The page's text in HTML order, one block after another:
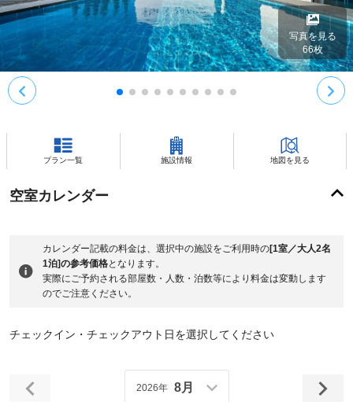
写真を見る
66枚
プラン一覧 施設情報 地図を見る
空室カレンダー
カレンダー記載の料金は、選択中の施設をご利用時の[1室／大人2名
1泊]の参考価格となります。
実際にご予約される部屋数・人数・泊数等により料金は変動します
のでご注意ください。
チェックイン・チェックアウト日を選択してください
2026年 8月